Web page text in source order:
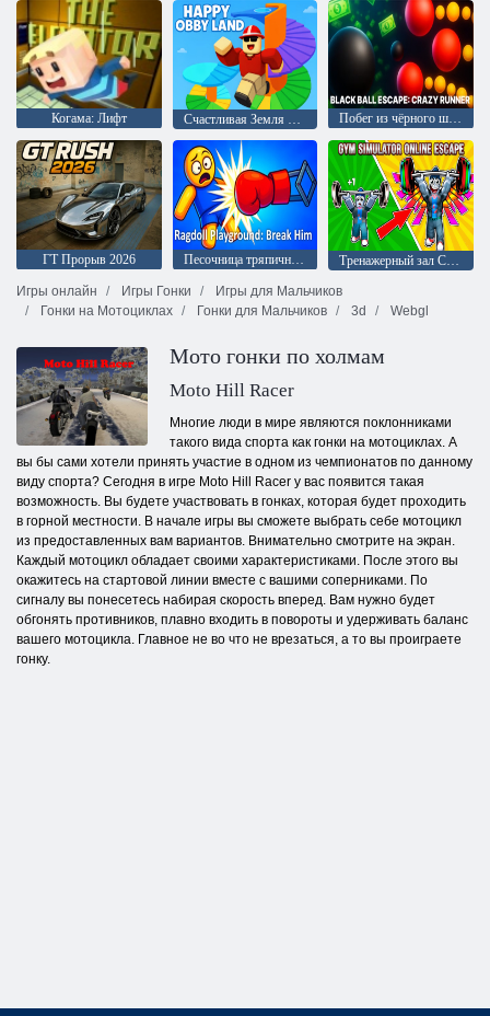
Когама: Лифт Счастливая Земля Обби Побег из чёрного шара: Безумный бегун
ГТ Прорыв 2026 Песочница тряпичных кукол: Поломай его
Тренажерный зал Симулятор Онлайн Побег
Игры онлайн
Игры Гонки
Игры для Мальчиков
Гонки на Мотоциклах
Гонки для Мальчиков 3d Webgl
Мото гонки по холмам
Moto Hill Racer
Многие люди в мире являются поклонниками
такого вида спорта как гонки на мотоциклах. А
вы бы сами хотели принять участие в одном из чемпионатов по данному
виду спорта? Сегодня в игре Moto Hill Racer у вас появится такая
возможность. Вы будете участвовать в гонках, которая будет проходить
в горной местности. В начале игры вы сможете выбрать себе мотоцикл
из предоставленных вам вариантов. Внимательно смотрите на экран.
Каждый мотоцикл обладает своими характеристиками. После этого вы
окажитесь на стартовой линии вместе с вашими соперниками. По
сигналу вы понесетесь набирая скорость вперед. Вам нужно будет
обгонять противников, плавно входить в повороты и удерживать баланс
вашего мотоцикла. Главное не во что не врезаться, а то вы проиграете
гонку.